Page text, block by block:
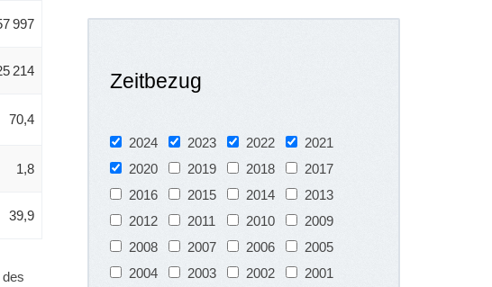
997
214
70,4
1,8
39,9
Zeitbezug
2024 2023 2022
2021
2020
2019 2018
2017
2016
2015 2014
2013
2012
2011 2010
2009
2008
2007 2006
2005
2004
2003 2002
2001